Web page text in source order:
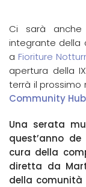
Ci sarà
integrante della
a Fioriture
apertura della
terrà il prossimo
Community Hub
Una serata
quest’anno
cura della
diretta da
della comunità